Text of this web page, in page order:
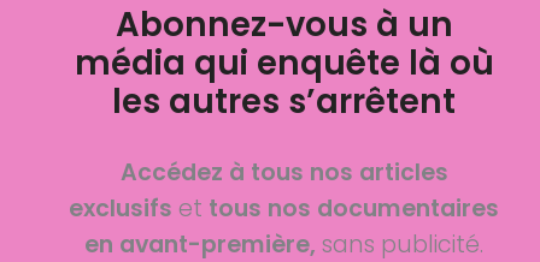
Abonnez-vous à un
média qui enquête là où
les autres s’arrêtent
Accédez à tous nos articles
exclusifs et tous nos documentaires
en avant-première,sans publicité.